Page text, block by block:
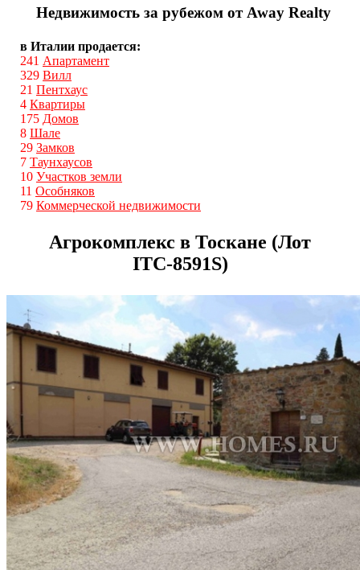
Недвижимость за рубежом от Away Realty
в Италии продается:
241 Апартамент
329 Вилл
21 Пентхаус
4 Квартиры
175 Домов
8 Шале
29 Замков
7 Таунхаусов
10 Участков земли
11 Особняков
79 Коммерческой недвижимости
Агрокомплекс в Тоскане (Лот
ITС-8591S)